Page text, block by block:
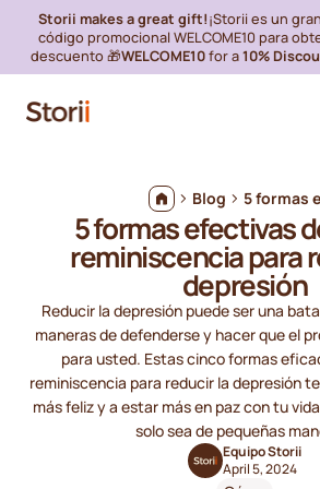
Storii makes a great gift!¡Storii es un
código promocional WELCOME10 para
descuento 🎁WELCOME10for a10%
Blog
5 formas efectivas
reminiscencia para
depresión
Reducir la depresión puede ser una
maneras de defenderse y hacer que el
para usted. Estas cinco formas
reminiscencia para reducir la depresión
más feliz y a estar más en paz con tu
solo sea de pequeñas
Equipo Storii
April 5, 2024